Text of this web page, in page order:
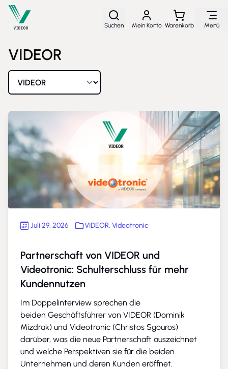
Direkt zum Inhalt
Suchen Mein Konto Warenkorb Menü
VIDEOR
Nach Marke sortieren
Juli 29, 2026 VIDEOR, Videotronic
Partnerschaft von VIDEOR und
Videotronic: Schulterschluss für mehr
Kundennutzen
Im Doppelinterview sprechen die
beiden Geschäftsführer von VIDEOR (Dominik
Mizdrak) und Videotronic (Christos Sgouros)
darüber, was die neue Partnerschaft auszeichnet
und welche Perspektiven sie für die beiden
Unternehmen und deren Kunden eröffnet.